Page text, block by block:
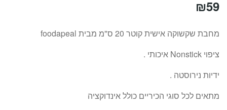
₪59
מחבת שקשוקה אישית קוטר 20 ס"מ מבית foodapeal
ציפוי Nonstick איכותי .
ידיות נירוסטה .
מתאים לכל סוגי הכיריים כולל אינדוקציה